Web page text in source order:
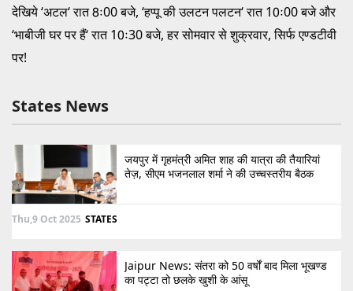
देखिये ‘अटल‘ रात 8ः00 बजे, ‘हप्पू की उलटन पलटन‘ रात 10ः00 बजे और
‘भाबीजी घर पर हैं‘ रात 10ः30 बजे, हर सोमवार से शुक्रवार, सिर्फ एण्डटीवी
पर!
States News
जयपुर में गृहमंत्री अमित शाह की यात्रा की तैयारियां
तेज़, सीएम भजनलाल शर्मा ने की उच्चस्तरीय बैठक
Thu,9 Oct 2025 STATES
Jaipur News: संतरा को 50 वर्षों बाद मिला भूखण्ड
का पट्टा तो छलके खुशी के आंसू